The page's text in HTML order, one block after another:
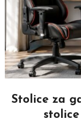
Stolice za